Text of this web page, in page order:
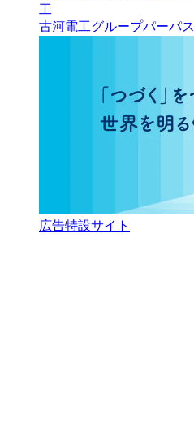
工
古河電工グループパーパス
広告特設サイト